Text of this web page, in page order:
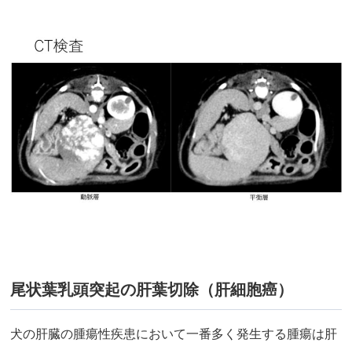
尾状葉乳頭突起の肝葉切除（肝細胞癌）
犬の肝臓の腫瘍性疾患において一番多く発生する腫瘍は肝